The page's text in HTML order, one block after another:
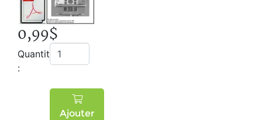
0,99$
Quantité
:
Ajouter